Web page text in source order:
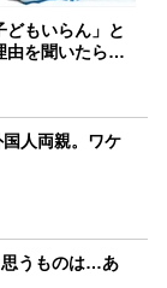
どもいらん」と
由を聞いたら…
人両親。ワケ
思うものは…あ